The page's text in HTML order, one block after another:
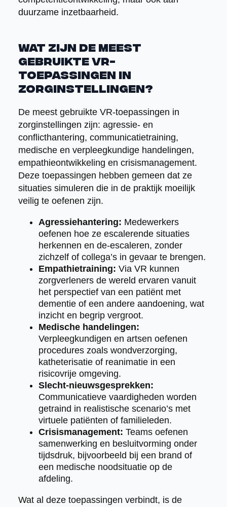
duurzame inzetbaarheid.
Wat zijn de meest
gebruikte VR-
toepassingen in
zorginstellingen?
De meest gebruikte VR-toepassingen in
zorginstellingen zijn: agressie- en
conflicthantering, communicatietraining,
medische en verpleegkundige handelingen,
empathieontwikkeling en crisismanagement.
Deze toepassingen hebben gemeen dat ze
situaties simuleren die in de praktijk moeilijk
veilig te oefenen zijn.
Agressiehantering: Medewerkers
oefenen hoe ze escalerende situaties
herkennen en de-escaleren, zonder
zichzelf of collega’s in gevaar te brengen.
Empathietraining: Via VR kunnen
zorgverleners de wereld ervaren vanuit
het perspectief van een patiënt met
dementie of een andere aandoening, wat
inzicht en begrip vergroot.
Medische handelingen:
Verpleegkundigen en artsen oefenen
procedures zoals wondverzorging,
katheterisatie of reanimatie in een
risicovrije omgeving.
Slecht-nieuwsgesprekken:
Communicatieve vaardigheden worden
getraind in realistische scenario’s met
virtuele patiënten of familieleden.
Crisismanagement: Teams oefenen
samenwerking en besluitvorming onder
tijdsdruk, bijvoorbeeld bij een brand of
een medische noodsituatie op de
afdeling.
Wat al deze toepassingen verbindt, is de